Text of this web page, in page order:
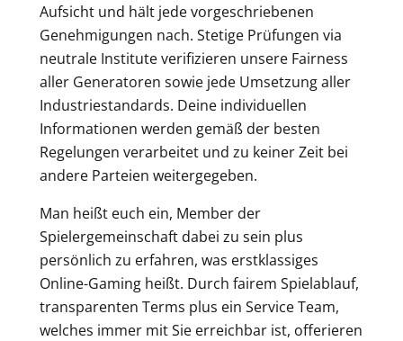
Aufsicht und hält jede vorgeschriebenen
Genehmigungen nach. Stetige Prüfungen via
neutrale Institute verifizieren unsere Fairness
aller Generatoren sowie jede Umsetzung aller
Industriestandards. Deine individuellen
Informationen werden gemäß der besten
Regelungen verarbeitet und zu keiner Zeit bei
andere Parteien weitergegeben.
Man heißt euch ein, Member der
Spielergemeinschaft dabei zu sein plus
persönlich zu erfahren, was erstklassiges
Online-Gaming heißt. Durch fairem Spielablauf,
transparenten Terms plus ein Service Team,
welches immer mit Sie erreichbar ist, offerieren